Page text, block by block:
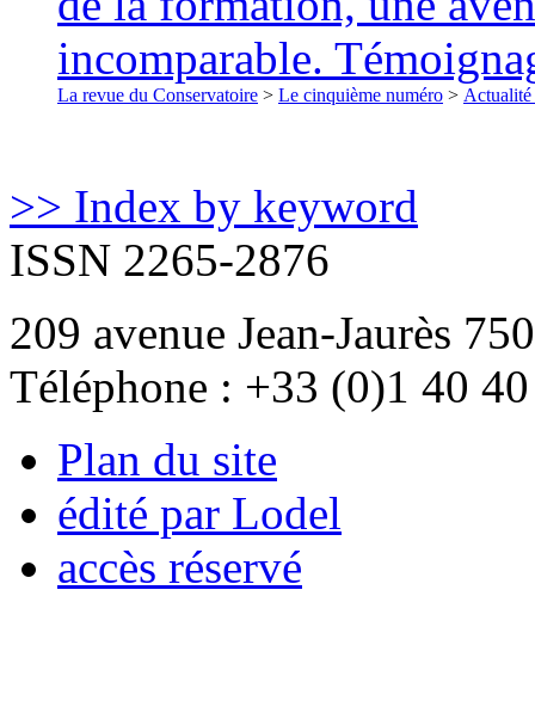
incomparable.
La revue du Conservatoire > Le cinquième numéro > Actualité
>> Index by keyword
ISSN 2265-2876
209 avenue Jean-Jaurès
Téléphone : +33 (0)1 40
Plan du site
édité par Lodel
accès réservé